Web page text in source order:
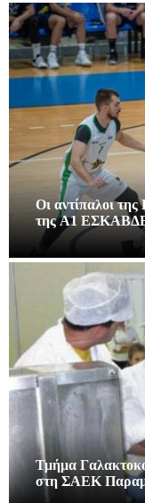
Οι αντίπαλοι
της A1
Τμήμα
στη ΣΑΕΚ